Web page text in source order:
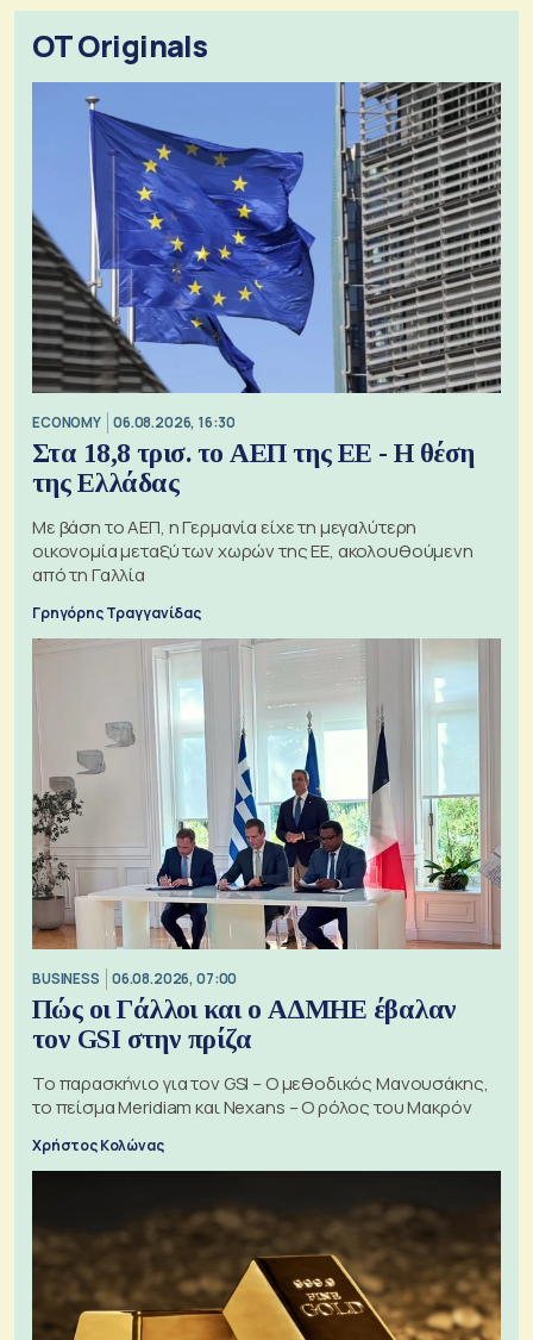
OT Originals
ECONOMY 06.08.2026, 16:30
Στα 18,8 τρισ. το ΑΕΠ της ΕΕ - Η θέση
της Ελλάδας
Με βάση το ΑΕΠ, η Γερμανία είχε τη μεγαλύτερη
οικονομία μεταξύ των χωρών της ΕΕ, ακολουθούμενη
από τη Γαλλία
Γρηγόρης Τραγγανίδας
BUSINESS 06.08.2026, 07:00
Πώς οι Γάλλοι και ο ΑΔΜΗΕ έβαλαν
τον GSI στην πρίζα
Το παρασκήνιο για τον GSI – Ο μεθοδικός Μανουσάκης,
το πείσμα Meridiam και Nexans – Ο ρόλος του Μακρόν
Χρήστος Κολώνας